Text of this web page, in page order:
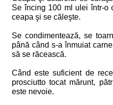
Se încing 100 ml ulei într-o
ceapa şi se căleşte.
Se condimentează, se
până când s-a înmuiat
să se răcească.
Când este suficient de
prosciutto tocat mărunt,
este nevoie.